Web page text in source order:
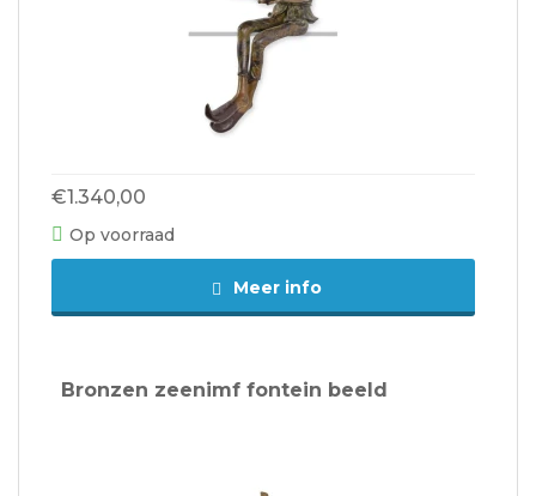
€1.340,00
Op voorraad
Meer info
Bronzen zeenimf fontein beeld